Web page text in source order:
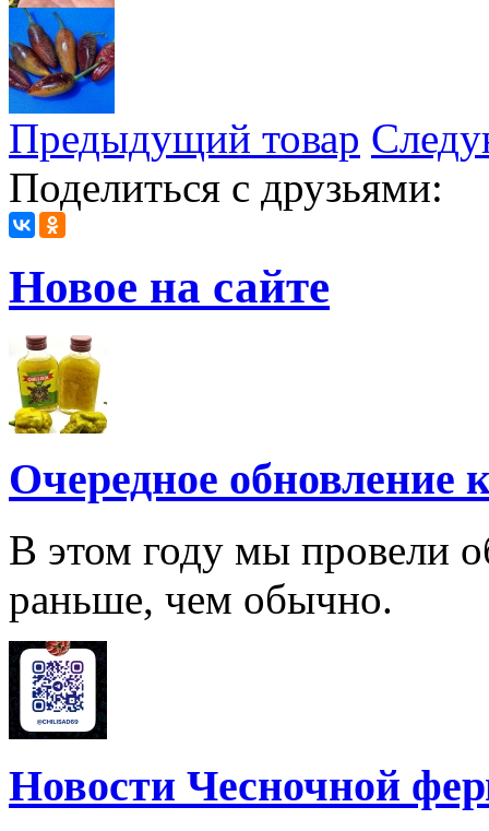
Предыдущий товар
Поделиться с друзьями:
Новое на сайте
Очередное обновление
В этом году мы провели
раньше, чем обычно.
Новости Чесночной